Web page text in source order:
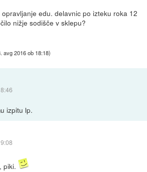
edu. delavnic po izteku roka 12
nižje sodišče v sklepu?
avg 2016 ob 18:18)
izpitu lp.
piki.